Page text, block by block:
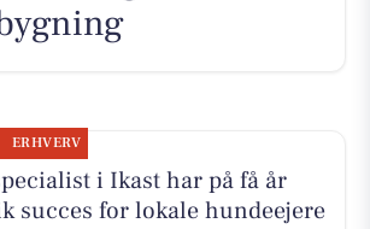
ERHVERV
i Ikast har på få år
succes for lokale hundeejere